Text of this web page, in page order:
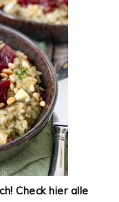
Check hier alle